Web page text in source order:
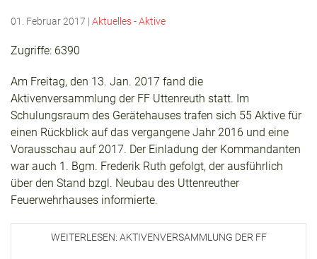
01. Februar 2017 | Aktuelles - Aktive
Zugriffe: 6390
Am Freitag, den 13. Jan. 2017 fand die
Aktivenversammlung der FF Uttenreuth statt. Im
Schulungsraum des Gerätehauses trafen sich 55 Aktive für
einen Rückblick auf das vergangene Jahr 2016 und eine
Vorausschau auf 2017. Der Einladung der Kommandanten
war auch 1. Bgm. Frederik Ruth gefolgt, der ausführlich
über den Stand bzgl. Neubau des Uttenreuther
Feuerwehrhauses informierte.
WEITERLESEN: AKTIVENVERSAMMLUNG DER FF